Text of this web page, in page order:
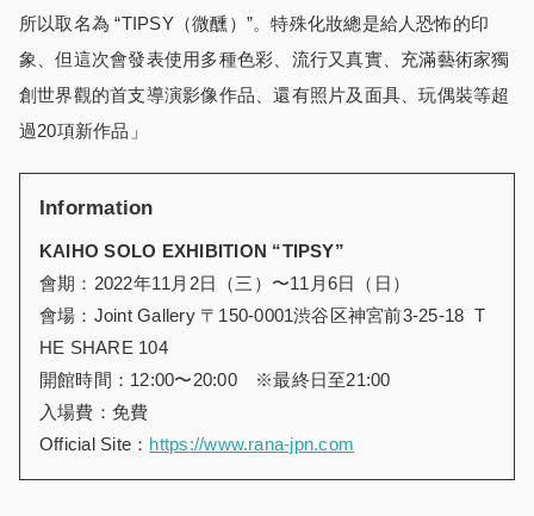
所以取名為 “TIPSY（微醺）”。特殊化妝總是給人恐怖的印
象、但這次會發表使用多種色彩、流行又真實、充滿藝術家獨
創世界觀的首支導演影像作品、還有照片及面具、玩偶裝等超
過20項新作品」
Information
KAIHO SOLO EXHIBITION “TIPSY”
會期：2022年11月2日（三）〜11月6日（日）
會場：Joint Gallery 〒150-0001渋谷区神宮前3-25-18 T
HE SHARE 104
開館時間：12:00〜20:00 ※最終日至21:00
入場費：免費
Official Site： https://www.rana-jpn.com